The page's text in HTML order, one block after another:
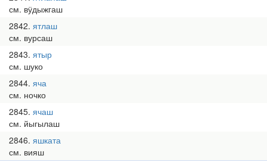
см. вӱдыжгаш
2842 ятлаш
см. вурсаш
2843 ятыр
см. шуко
2844 яча
см. ночко
2845 ячаш
см. йыгылаш
2846 яшката
см. вияш